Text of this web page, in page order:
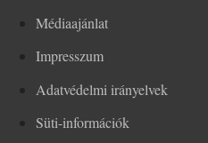
Médiaajánlat
Impresszum
Adatvédelmi irányelvek
Süti-információk